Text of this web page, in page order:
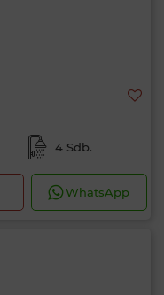
4 Sdb.
WhatsApp